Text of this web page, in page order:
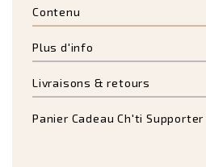
Contenu
Plus d'info
Livraisons & retours
Panier Cadeau Ch'ti Supporter